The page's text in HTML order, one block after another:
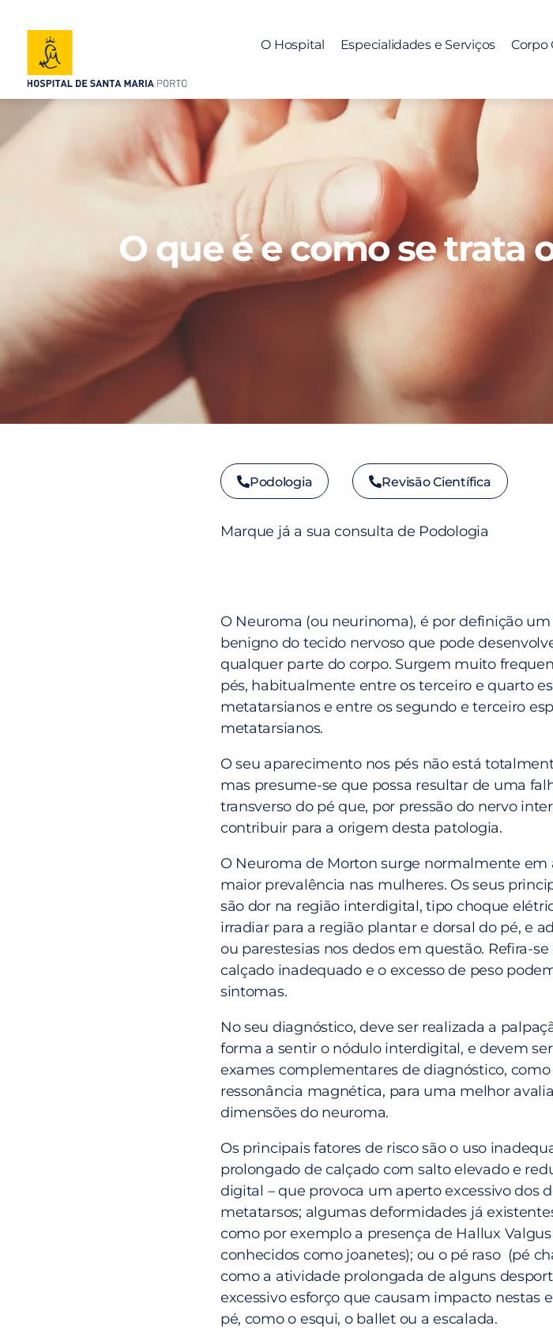
O Hospital Especialidades e Serviços Corpo
O que é e como se trata
Podologia Revisão Científica
Marque já a sua consulta de Podologia
O Neuroma (ou neurinoma), é por definição
benigno do tecido nervoso que pode
qualquer parte do corpo. Surgem muito
pés, habitualmente entre os terceiro e quarto
metatarsianos e entre os segundo e terceiro
metatarsianos.
O seu aparecimento nos pés não está
mas presume-se que possa resultar de uma
transverso do pé que, por pressão do nervo
contribuir para a origem desta patologia.
O Neuroma de Morton surge normalmente em
maior prevalência nas mulheres. Os seus
são dor na região interdigital, tipo choque
irradiar para a região plantar e dorsal do pé, e
ou parestesias nos dedos em questão. Refira-
calçado inadequado e o excesso de peso
sintomas.
No seu diagnóstico, deve ser realizada a
forma a sentir o nódulo interdigital, e devem
exames complementares de diagnóstico, como
ressonância magnética, para uma melhor
dimensões do neuroma.
Os principais fatores de risco são o uso
prolongado de calçado com salto elevado e
digital – que provoca um aperto excessivo dos
metatarsos; algumas deformidades já
como por exemplo a presença de Hallux
conhecidos como joanetes); ou o pé raso (pé
como a atividade prolongada de alguns
excessivo esforço que causam impacto nestas
pé, como o esqui, o ballet ou a escalada.